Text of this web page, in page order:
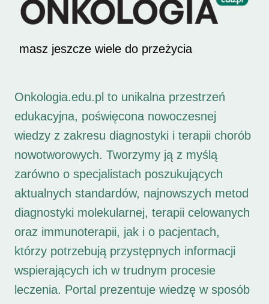
masz jeszcze wiele do przeżycia
Onkologia.edu.pl to unikalna przestrzeń
edukacyjna, poświęcona nowoczesnej
wiedzy z zakresu diagnostyki i terapii chorób
nowotworowych. Tworzymy ją z myślą
zarówno o specjalistach poszukujących
aktualnych standardów, najnowszych metod
diagnostyki molekularnej, terapii celowanych
oraz immunoterapii, jak i o pacjentach,
którzy potrzebują przystępnych informacji
wspierających ich w trudnym procesie
leczenia. Portal prezentuje wiedzę w sposób